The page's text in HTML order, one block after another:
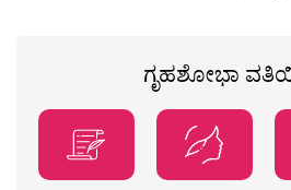
ಗೃಹಶೋಭಾ